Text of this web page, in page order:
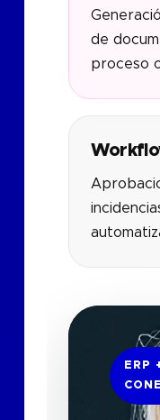
de
proceso
ERP